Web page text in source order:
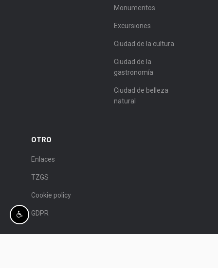
Monumentos
Excursiones
Ciudad de la cultura
Ciudad de la
gastronomía
Ciudad de belleza
natural
OTRO
Enlaces
TZGS
Cookie policy
GDPR